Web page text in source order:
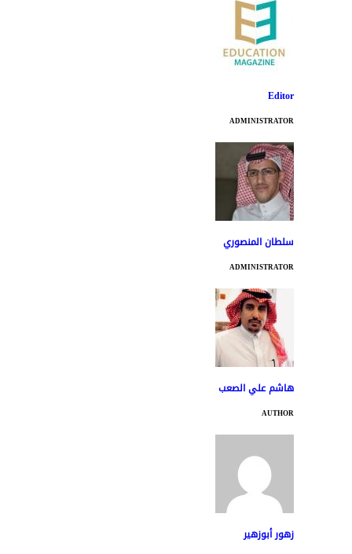
Editor
ADMINISTRATOR
سلطان المنصوري
ADMINISTRATOR
هاشم علي الصعب
AUTHOR
زهور أبوزهير